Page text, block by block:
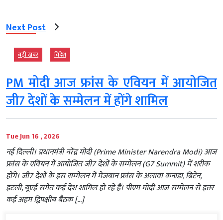
Next Post
बड़ी खबर विदेश
PM मोदी आज फ्रांस के एवियन में आयोजित
जी7 देशों के सम्मेलन में होंगे शामिल
Tue Jun 16 , 2026
नई दिल्ली। प्रधानमंत्री नरेंद्र मोदी (Prime Minister Narendra Modi) आज
फ्रांस के एवियन में आयोजित जी7 देशों के सम्मेलन (G7 Summit) में शरीक
होंगे। जी7 देशों के इस सम्मेलन में मेजबान फ्रांस के अलावा कनाडा, ब्रिटेन,
इटली, यूएई समेत कई देश शामिल हो रहे हैं। पीएम मोदी आज सम्मेलन से इतर
कई अहम द्विपक्षीय बैठक […]